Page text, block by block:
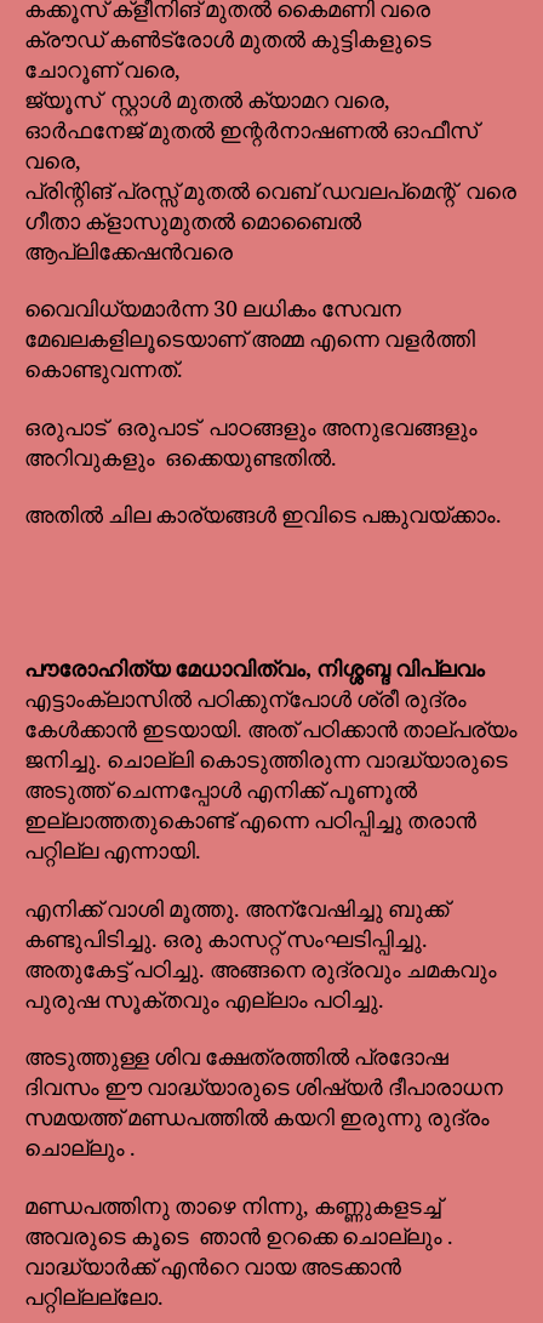
കക്കൂസ് ക്ളീനിങ് മുതൽ കൈമണി വരെ
ക്രൗഡ് കൺട്രോൾ മുതൽ കുട്ടികളുടെ
ചോറൂണ് വരെ,
ജ്യൂസ് സ്റ്റാൾ മുതൽ ക്യാമറ വരെ,
ഓർഫനേജ് മുതൽ ഇന്റർനാഷണൽ ഓഫീസ്
വരെ,
പ്രിന്റിങ് പ്രസ്സ് മുതൽ വെബ് ഡവലപ്മെന്റ് വരെ
ഗീതാ ക്ളാസുമുതൽ മൊബൈൽ
ആപ്ലിക്കേഷൻവരെ
വൈവിധ്യമാർന്ന 30 ലധികം സേവന
മേഖലകളിലൂടെയാണ് അമ്മ എന്നെ വളർത്തി
കൊണ്ടുവന്നത്.
ഒരുപാട് ഒരുപാട് പാഠങ്ങളും അനുഭവങ്ങളും
അറിവുകളും ഒക്കെയുണ്ടതിൽ.
അതിൽ ചില കാര്യങ്ങൾ ഇവിടെ പങ്കുവയ്ക്കാം.
പൗരോഹിത്യ മേധാവിത്വം, നിശ്ശബ്ദ വിപ്ലവം
എട്ടാംക്ലാസിൽ പഠിക്കുന്പോൾ ശ്രീ രുദ്രം
കേൾക്കാൻ ഇടയായി. അത് പഠിക്കാൻ താല്പര്യം
ജനിച്ചു. ചൊല്ലി കൊടുത്തിരുന്ന വാദ്ധ്യാരുടെ
അടുത്ത് ചെന്നപ്പോൾ എനിക്ക് പൂണൂൽ
ഇല്ലാത്തതുകൊണ്ട് എന്നെ പഠിപ്പിച്ചു തരാൻ
പറ്റില്ല എന്നായി.
എനിക്ക് വാശി മൂത്തു. അന്വേഷിച്ചു ബുക്ക്
കണ്ടുപിടിച്ചു. ഒരു കാസറ്റ് സംഘടിപ്പിച്ചു.
അതുകേട്ട് പഠിച്ചു. അങ്ങനെ രുദ്രവും ചമകവും
പുരുഷ സൂക്തവും എല്ലാം പഠിച്ചു.
അടുത്തുള്ള ശിവ ക്ഷേത്രത്തിൽ പ്രദോഷ
ദിവസം ഈ വാദ്ധ്യാരുടെ ശിഷ്യർ ദീപാരാധന
സമയത്ത് മണ്ഡപത്തിൽ കയറി ഇരുന്നു രുദ്രം
ചൊല്ലും .
മണ്ഡപത്തിനു താഴെ നിന്നു, കണ്ണുകളടച്ച്
അവരുടെ കൂടെ ഞാൻ ഉറക്കെ ചൊല്ലും .
വാദ്ധ്യാർക്ക് എൻറെ വായ അടക്കാൻ
പറ്റില്ലല്ലോ.